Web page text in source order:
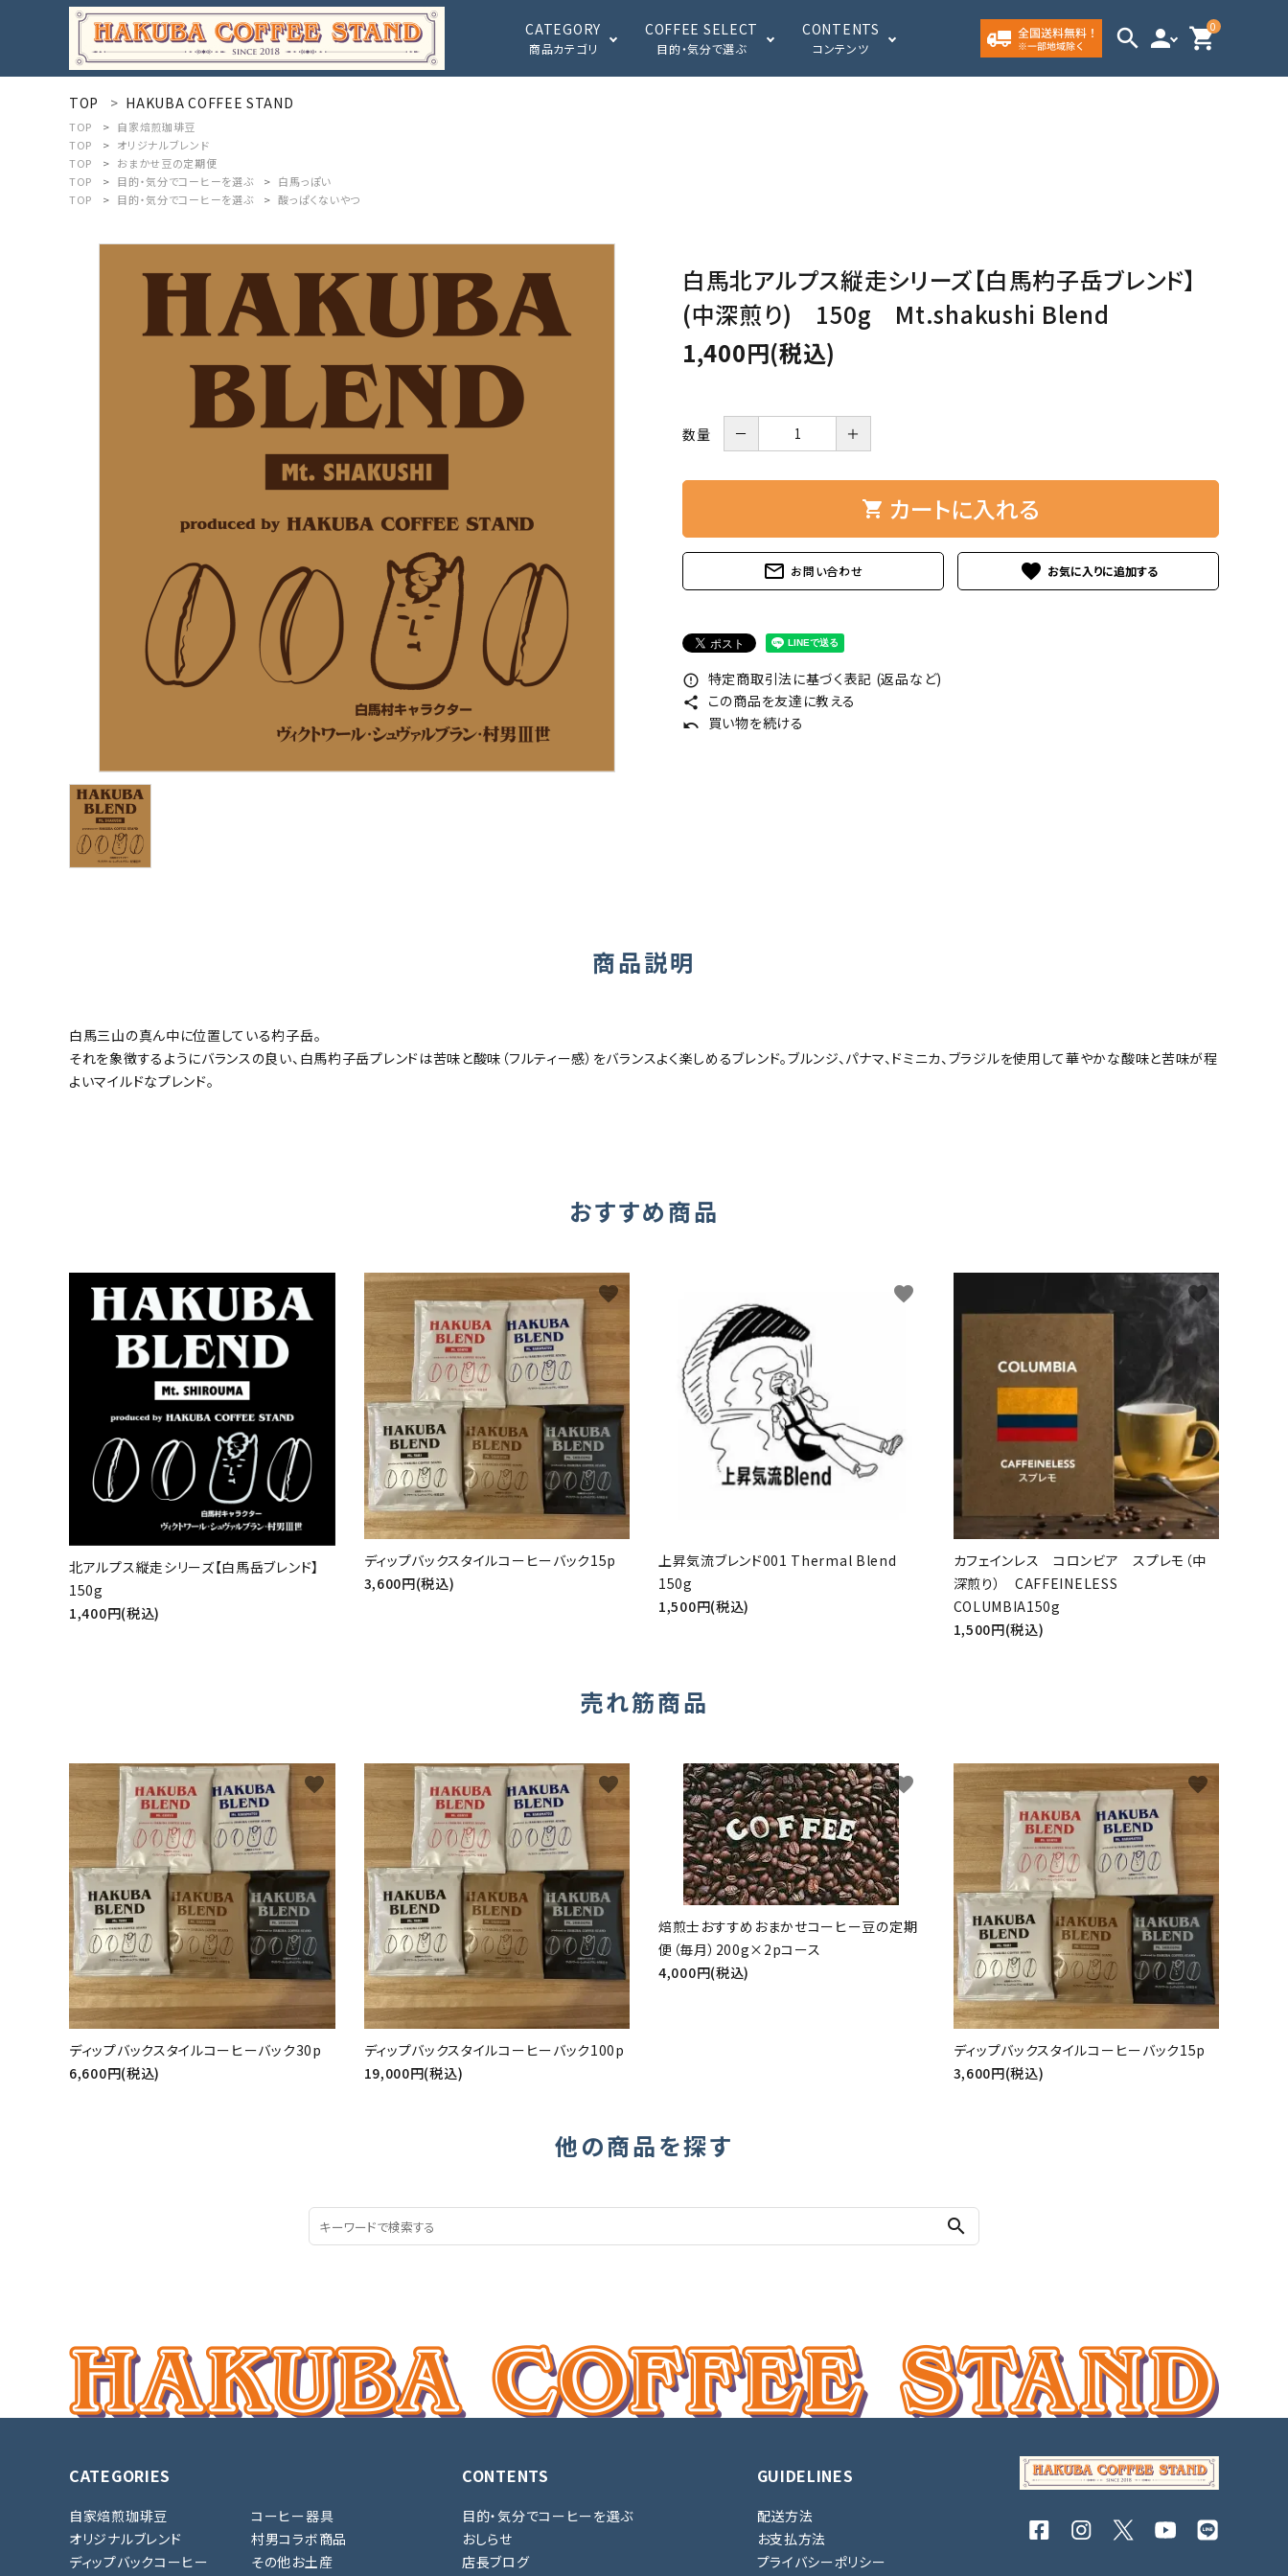
CATEGORY
商品カテゴリ
COFFEE SELECT
目的・気分で選ぶ
季節限定
ミルクと合わせて
アイスコーヒー 焙煎士おすすめ
CONTENTS
コンテンツ search person 0
shopping_cart
ログイン person 新規会員登録
目的・気分でコーヒーを選ぶ
TOP HAKUBA COFFEE STAND
TOP
自家焙煎珈琲豆
TOP
オリジナルブレンド
TOP
おまかせ豆の定期便
TOP
目的・気分でコーヒーを選ぶ
白馬っぽい
TOP
目的・気分でコーヒーを選ぶ 酸っぱくないやつ
白馬北アルプス縦走シリーズ【白馬杓子岳ブレンド】
(中深煎り) 150g Mt.shakushi Blend
1,400円(税込)
数量 － ＋
shopping_cart カートに入れる
mail_outline お問い合わせ favorite
error_outline 特定商取引法に基づく表記 (返品など)
share この商品を友達に教える
undo 買い物を続ける
商品説明
白馬三山の真ん中に位置している杓子岳。
それを象徴するようにバランスの良い、白馬杓子岳プレンドは苦味と酸味（フルティー感）をバランスよく楽しめるブレンド。ブルンジ、パナマ、ドミニカ、ブラジルを使用して華やかな酸味と苦味が程
よいマイルドなプレンド。
おすすめ商品
北アルプス縦走シリーズ【白馬岳ブレンド】
150g
1,400円(税込)
favorite
ディップバックスタイルコーヒーバック15p
3,600円(税込)
favorite
上昇気流ブレンド001 Thermal Blend
150g
1,500円(税込)
favorite
カフェインレス コロンビア スプレモ（中
深煎り） CAFFEINELESS
COLUMBIA150g
1,500円(税込)
favorite
売れ筋商品
ディップバックスタイルコーヒーバック30p
6,600円(税込)
favorite
ディップバックスタイルコーヒーバック100p
19,000円(税込)
favorite
焙煎士おすすめおまかせコーヒー豆の定期
便（毎月）200g×2pコース
4,000円(税込)
favorite
ディップバックスタイルコーヒーバック15p
3,600円(税込)
favorite
他の商品を探す
search
CATEGORIES
自家焙煎珈琲豆
コーヒー器具
オリジナルブレンド
村男コラボ商品
ディップバックコーヒー
その他お土産
CONTENTS
目的・気分でコーヒーを選ぶ
おしらせ
店長ブログ
GUIDELINES
配送方法
お支払方法
プライバシーポリシー